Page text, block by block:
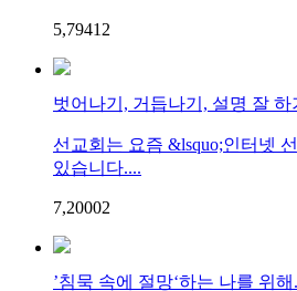
5,7941 2
벗어나기, 거듭나기, 설명 잘 하
선교회는 요즘 &lsquo;인터넷
있습니다....
7,20002
’침묵 속에 절망‘하는 나를 위해.